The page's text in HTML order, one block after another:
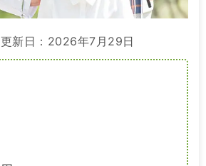
更新日：2026年7月29日